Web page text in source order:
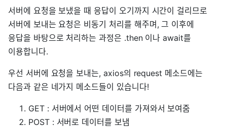
서버에 요청을 보냈을 때 응답이 오기까지 시간이 걸리므로
서버에 보내는 요청은 비동기 처리를 해주며, 그 이후에
응답을 바탕으로 처리하는 과정은 .then 이나 await를
이용합니다.
우선 서버에 요청을 보내는, axios의 request 메소드에는
다음과 같은 네가지 메소드들이 있습니다!
GET : 서버에서 어떤 데이터를 가져와서 보여줌
POST : 서버로 데이터를 보냄